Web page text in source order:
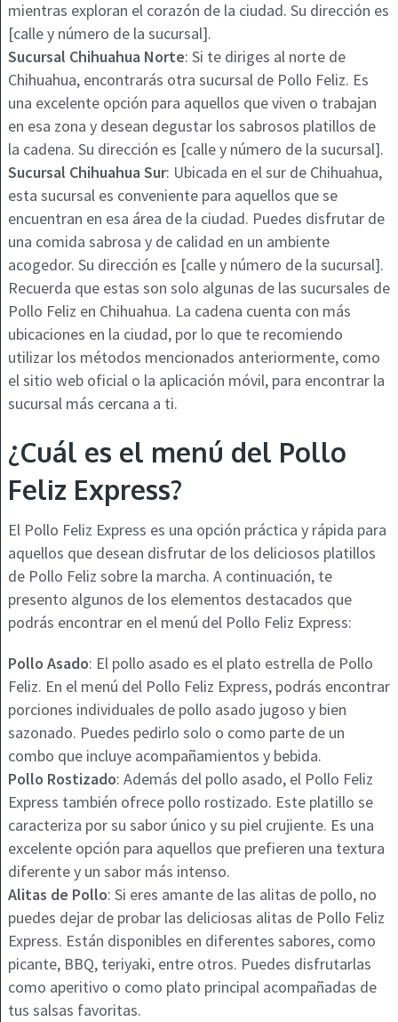
mientras exploran el corazón de la ciudad. Su dirección es
[calle y número de la sucursal].
Sucursal Chihuahua Norte: Si te diriges al norte de
Chihuahua, encontrarás otra sucursal de Pollo Feliz. Es
una excelente opción para aquellos que viven o trabajan
en esa zona y desean degustar los sabrosos platillos de
la cadena. Su dirección es [calle y número de la sucursal].
Sucursal Chihuahua Sur: Ubicada en el sur de Chihuahua,
esta sucursal es conveniente para aquellos que se
encuentran en esa área de la ciudad. Puedes disfrutar de
una comida sabrosa y de calidad en un ambiente
acogedor. Su dirección es [calle y número de la sucursal].
Recuerda que estas son solo algunas de las sucursales de
Pollo Feliz en Chihuahua. La cadena cuenta con más
ubicaciones en la ciudad, por lo que te recomiendo
utilizar los métodos mencionados anteriormente, como
el sitio web oficial o la aplicación móvil, para encontrar la
sucursal más cercana a ti.
¿Cuál es el menú del Pollo
Feliz Express?
El Pollo Feliz Express es una opción práctica y rápida para
aquellos que desean disfrutar de los deliciosos platillos
de Pollo Feliz sobre la marcha. A continuación, te
presento algunos de los elementos destacados que
podrás encontrar en el menú del Pollo Feliz Express:
Pollo Asado: El pollo asado es el plato estrella de Pollo
Feliz. En el menú del Pollo Feliz Express, podrás encontrar
porciones individuales de pollo asado jugoso y bien
sazonado. Puedes pedirlo solo o como parte de un
combo que incluye acompañamientos y bebida.
Pollo Rostizado: Además del pollo asado, el Pollo Feliz
Express también ofrece pollo rostizado. Este platillo se
caracteriza por su sabor único y su piel crujiente. Es una
excelente opción para aquellos que prefieren una textura
diferente y un sabor más intenso.
Alitas de Pollo: Si eres amante de las alitas de pollo, no
puedes dejar de probar las deliciosas alitas de Pollo Feliz
Express. Están disponibles en diferentes sabores, como
picante, BBQ, teriyaki, entre otros. Puedes disfrutarlas
como aperitivo o como plato principal acompañadas de
tus salsas favoritas.